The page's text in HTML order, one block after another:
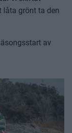
låta grönt ta den
av